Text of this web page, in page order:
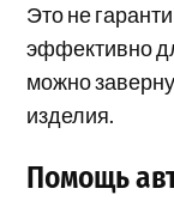
Это не
эффективно
можно
изделия.
Помощь